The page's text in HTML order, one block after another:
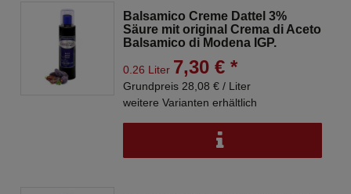
Balsamico Creme Dattel 3%
Säure mit original Crema di Aceto
Balsamico di Modena IGP.
0.26 Liter 7,30 € *
Grundpreis 28,08 € / Liter
weitere Varianten erhältlich